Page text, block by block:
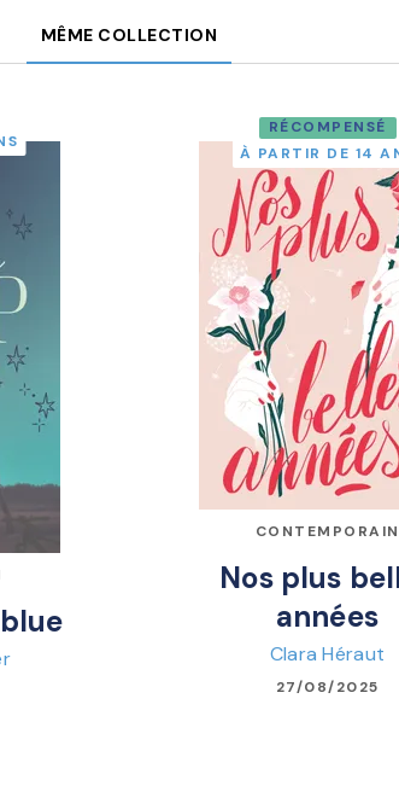
MÊME COLLECTION
RÉCOMPENSÉ
À PARTIR DE 14
CONTEMPORAIN
Nos plus
années
Clara Héraut
27/08/2025